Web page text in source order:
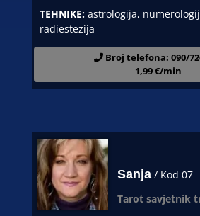
TEHNIKE:astrologija,
radiestezija
Broj telefona: 090/
1,99 €/min
Sanja / Kod 07
Tarot savjetnik